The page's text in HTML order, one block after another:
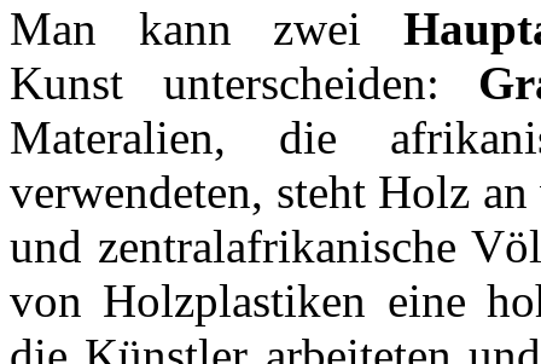
Man kann zwei
Kunst unterscheiden:
Materalien, die
verwendeten, steht Holz
und zentralafrikanische
von Holzplastiken eine